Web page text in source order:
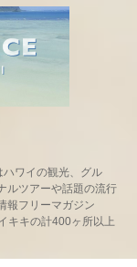
ワイの観光、グル
ルツアーや話題の流行
報フリーマガジン
キキの計400ヶ所以上